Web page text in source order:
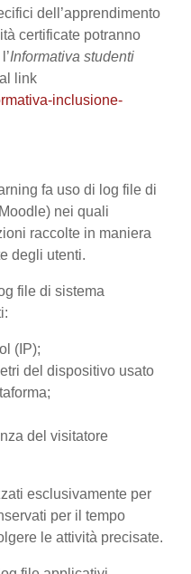
dell’apprendimento
certificate potranno
Informativa studenti
link
inclusione-
fa uso di log file di
nei quali
raccolte in maniera
degli utenti.
file di sistema
(IP);
del dispositivo usato
del visitatore
esclusivamente per
per il tempo
le attività precisate.